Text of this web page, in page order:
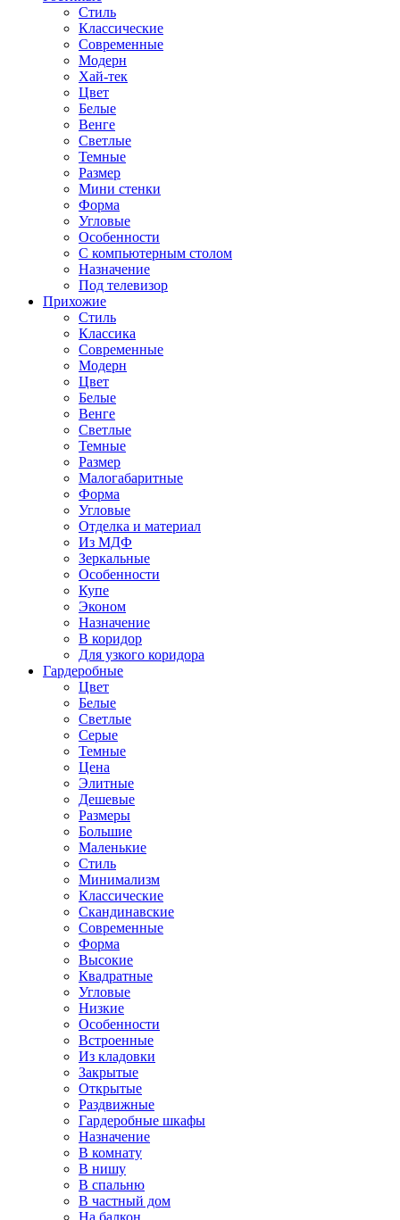
Стиль
Классические
Современные
Модерн
Хай-тек
Цвет
Белые
Венге
Светлые
Темные
Размер
Мини стенки
Форма
Угловые
Особенности
С компьютерным столом
Назначение
Под телевизор
Прихожие
Стиль
Классика
Современные
Модерн
Цвет
Белые
Венге
Светлые
Темные
Размер
Малогабаритные
Форма
Угловые
Отделка и материал
Из МДФ
Зеркальные
Особенности
Купе
Эконом
Назначение
В коридор
Для узкого коридора
Гардеробные
Цвет
Белые
Светлые
Серые
Темные
Цена
Элитные
Дешевые
Размеры
Большие
Маленькие
Стиль
Минимализм
Классические
Скандинавские
Современные
Форма
Высокие
Квадратные
Угловые
Низкие
Особенности
Встроенные
Из кладовки
Закрытые
Открытые
Раздвижные
Гардеробные шкафы
Назначение
В комнату
В нишу
В спальню
В частный дом
На балкон